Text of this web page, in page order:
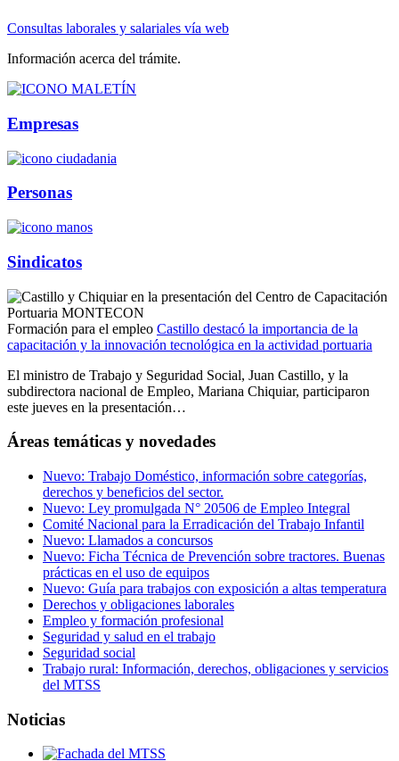
Consultas laborales y salariales vía web
Información acerca del trámite.
Empresas
Personas
Sindicatos
Formación para el empleo Castillo destacó la importancia de la
capacitación y la innovación tecnológica en la actividad portuaria
El ministro de Trabajo y Seguridad Social, Juan Castillo, y la
subdirectora nacional de Empleo, Mariana Chiquiar, participaron
este jueves en la presentación…
Áreas temáticas y novedades
Nuevo: Trabajo Doméstico, información sobre categorías,
derechos y beneficios del sector.
Nuevo: Ley promulgada N° 20506 de Empleo Integral
Comité Nacional para la Erradicación del Trabajo Infantil
Nuevo: Llamados a concursos
Nuevo: Ficha Técnica de Prevención sobre tractores. Buenas
prácticas en el uso de equipos
Nuevo: Guía para trabajos con exposición a altas temperatura
Derechos y obligaciones laborales
Empleo y formación profesional
Seguridad y salud en el trabajo
Seguridad social
Trabajo rural: Información, derechos, obligaciones y servicios
del MTSS
Noticias